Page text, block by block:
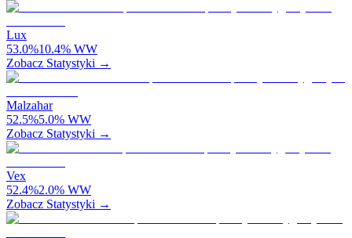
Lux
53.0%10.4% WW
Zobacz Statystyki →
Malzahar
52.5%5.0% WW
Zobacz Statystyki →
Vex
52.4%2.0% WW
Zobacz Statystyki →